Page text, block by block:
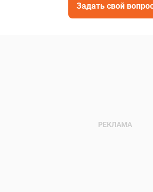
Задать свой